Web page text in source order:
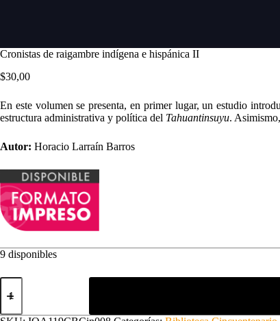
Cronistas de raigambre indígena e hispánica II
$30,00
En este volumen se presenta, en primer lugar, un estudio
estructura administrativa y política del Tahuantinsuyu.
Autor: Horacio Larraín Barros
9 disponibles
Cronistas
de
indígena